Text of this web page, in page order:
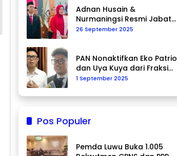
Adnan Husain &
Nurmaningsi Resmi Jabat
Komisioner KPU Palopo
26 September 2025
PAN Nonaktifkan Eko Patrio
dan Uya Kuya dari Fraksi
DPR RI
1 September 2025
Pos Populer
Pemda Luwu Buka 1.005